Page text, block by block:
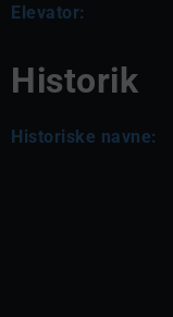
Elevator:
Historik
Historiske navne: